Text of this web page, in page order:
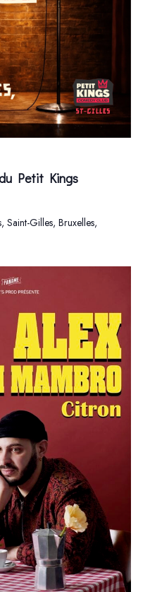
Petit Kings
Saint-Gilles, Bruxelles,